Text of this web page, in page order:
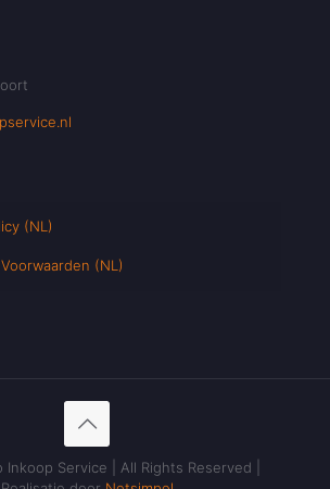
(NL)
(NL)
Service | All Rights Reserved |